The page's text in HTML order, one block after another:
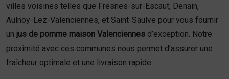
villes voisines telles que Fresnes-sur-Escaut, Denain,
Aulnoy-Lez-Valenciennes, et Saint-Saulve pour vous fournir
un jus de pomme maison Valenciennes d’exception. Notre
proximité avec ces communes nous permet d’assurer une
fraîcheur optimale et une livraison rapide.